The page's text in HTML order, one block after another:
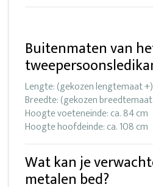
Buitenmaten van
Lengte: (gekozen lengtemaat
Breedte: (gekozen
Hoogte voeteneinde: ca. 84 cm
Hoogte hoofdeinde: ca. 108 cm
Wat kan je
metalen bed?